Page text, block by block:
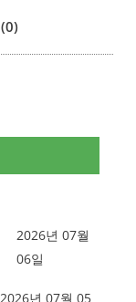
(0)
2026년 07월
06일
2026년 07월 05